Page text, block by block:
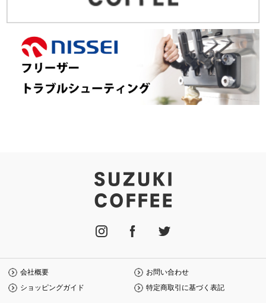
会社概要
お問い合わせ
ショッピングガイド
特定商取引に基づく表記